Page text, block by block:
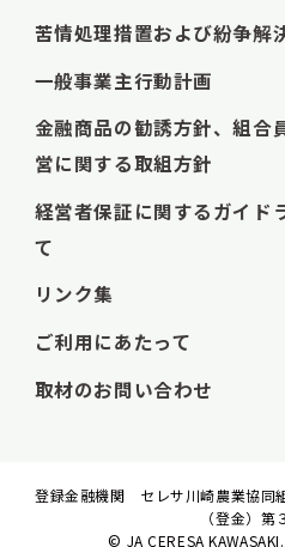
苦情処理措置および紛争解
一般事業主行動計画
金融商品の勧誘方針、組合
営に関する取組方針
経営者保証に関するガイド
て
リンク集
ご利用にあたって
取材のお問い合わせ
登録金融機関 セレサ川崎農業協
（登金）第
© JA CERESA